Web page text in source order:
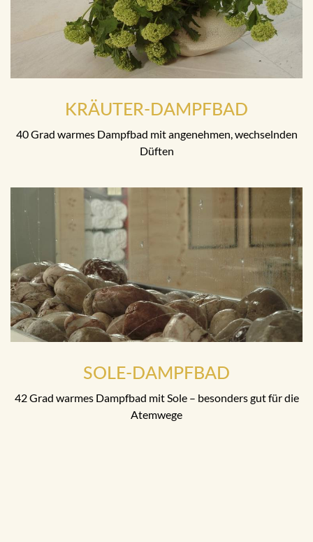
KRÄUTER-DAMPFBAD
40 Grad warmes Dampfbad mit angenehmen, wechselnden
Düften
SOLE-DAMPFBAD
42 Grad warmes Dampfbad mit Sole – besonders gut für die
Atemwege